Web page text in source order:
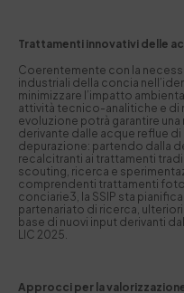
Trattamenti innovativi delle
Coerentemente con la
industriali della concia
minimizzare l’impatto
attività tecnico-analitiche e di
evoluzione potrà garantire
derivante dalle acque reflue
depurazione: partendo dalla
recalcitranti ai trattamenti
scouting, ricerca e
comprendenti trattamenti
conciarie3, la SSIP sta
partenariato di ricerca,
base di nuovi input derivanti
LIC 2025.
Approcci per la